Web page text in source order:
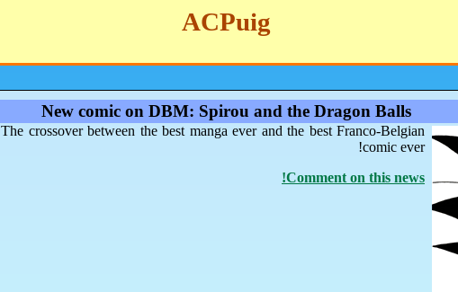
ACPuig
New comic on DBM: Spirou and the Dragon Balls
The crossover between the best manga ever and the best Franco-Belgian
comic ever!
Comment on this news!